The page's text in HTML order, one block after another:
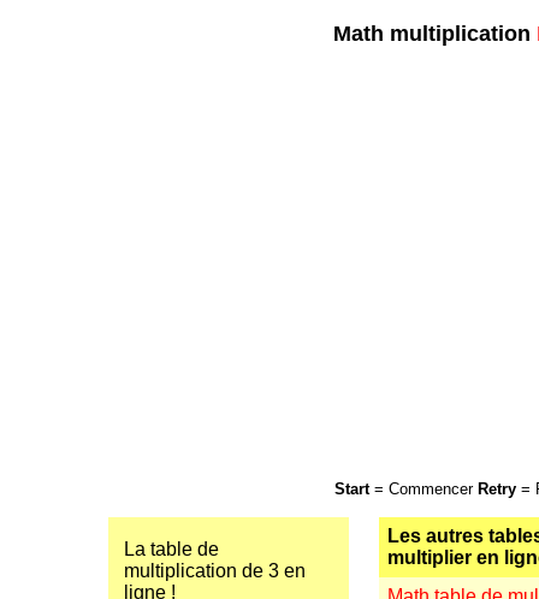
Math multiplication
Start= Commencer Retry=
La table de
multiplication de 3 en
ligne !
Les autres
multiplier en